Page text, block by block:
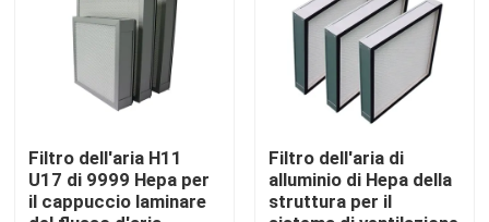
Filtro dell'aria della cabina della pittura
Filtro dell'aria della borsa
Filtro dell'aria di HVAC
Filtro dell'aria H11
U17 di 9999 Hepa per
il cappuccio laminare
Filtro dell'aria di
alluminio di Hepa della
struttura per il